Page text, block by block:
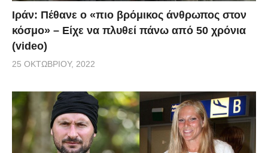
Ιράν: Πέθανε ο «πιο βρόμικος άνθρωπος στον
κόσμο» – Είχε να πλυθεί πάνω από 50 χρόνια
(video)
25 ΟΚΤΩΒΡΊΟΥ, 2022